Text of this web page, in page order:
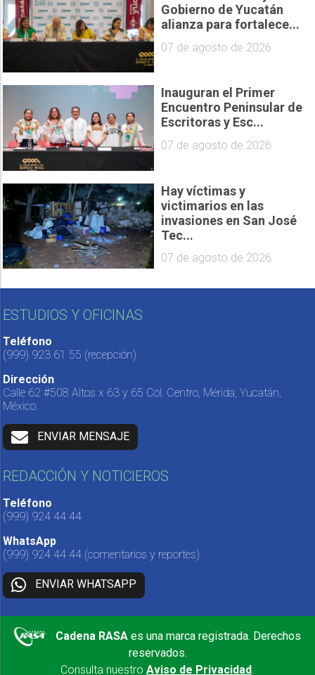
Gobierno de Yucatán
alianza para fortalece...
07 de agosto de 2026
Inauguran el Primer
Encuentro Peninsular de
Escritoras y Esc...
07 de agosto de 2026
Hay víctimas y
victimarios en las
invasiones en San José
Tec...
07 de agosto de 2026
ESTUDIOS Y OFICINAS
Teléfono
(999) 923 61 55 (recepción)
Dirección
Calle 62 #508 Altos x 63 y 65 Col. Centro, Mérida, Yucatán,
México.
ENVIAR MENSAJE
REDACCIÓN Y NOTICIEROS
Teléfono
(999) 924 44 44
WhatsApp
(999) 924 44 44 (comentarios y reportes)
ENVIAR WHATSAPP
Cadena RASA es una marca registrada. Derechos
reservados.
Consulta nuestro Aviso de Privacidad.